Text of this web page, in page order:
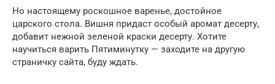
Но настоящему роскошное варенье, достойное
царского стола. Вишня придаст особый аромат десерту,
добавит нежной зеленой краски десерту. Хотите
научиться варить Пятиминутку — заходите на другую
страничку сайта, буду ждать.